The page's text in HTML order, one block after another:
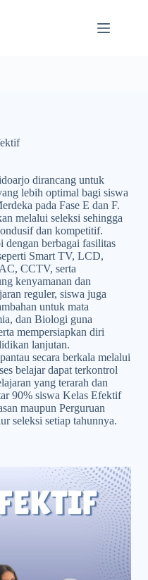
dirancang untuk
lebih optimal bagi siswa
pada Fase E dan F.
melalui seleksi sehingga
dan kompetitif.
dengan berbagai fasilitas
Smart TV, LCD,
CCTV, serta
kenyamanan dan
reguler, siswa juga
untuk mata
dan Biologi guna
mempersiapkan diri
lanjutan.
secara berkala melalui
belajar dapat terkontrol
yang terarah dan
90% siswa Kelas Efektif
maupun Perguruan
seleksi setiap tahunnya.